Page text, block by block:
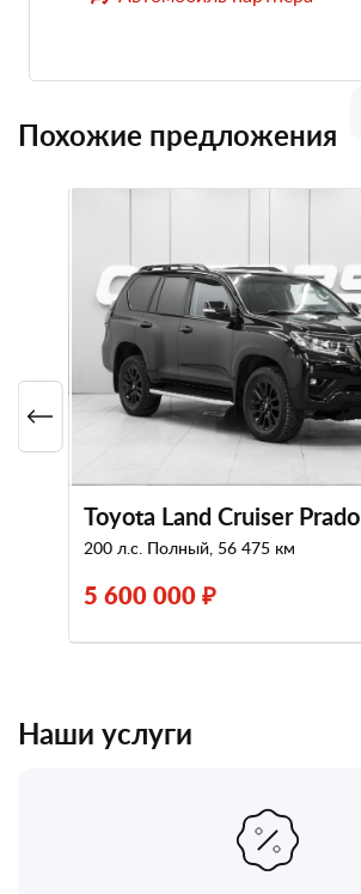
Похожие предложения
Toyota Land Cruiser Prado
200 л.с. Полный, 56 475 км
5 600 000 ₽
Наши услуги